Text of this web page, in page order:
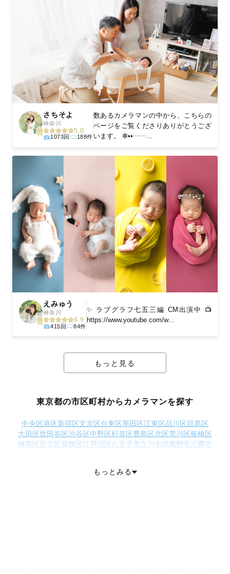
さちそよ
神奈川
5.0
1073回 188件
数あるカメラマンの中から、こちらの
ページをご覧くださりありがとうござ
います。 ✼••┈┈...
えみゅう
神奈川
4.9
415回 84件
✨ ラブグラフ七五三編 CM出演中 📺
https://www.youtube.com/w...
もっと見る
東京都の市区町村からカメラマンを探す
中央区港区新宿区文京区台東区墨田区江東区品川区目黒区
大田区世田谷区渋谷区中野区杉並区豊島区北区荒川区板橋区
練馬区足立区葛飾区江戸川区八王子市立川市武蔵野市三鷹市
多摩市 稲城市羽村市
もっとみる